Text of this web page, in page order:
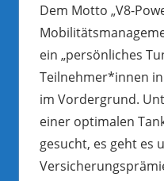
Dem Motto „V8-
ein „persönliches
Teilnehmer*innen
im Vordergrund.
einer optimalen
gesucht, es geht es